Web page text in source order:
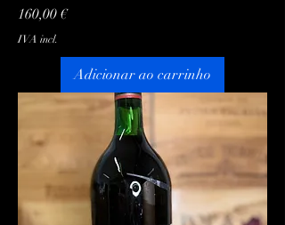
Preço
160,00 €
IVA incl.
Adicionar ao carrinho